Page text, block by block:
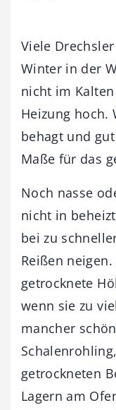
Viele
Winter in der
nicht im
Heizung hoch.
behagt und
Maße für das
Noch nasse
nicht in
bei zu
Reißen
getrocknete
wenn sie zu
mancher
getrockneten
Lagern am